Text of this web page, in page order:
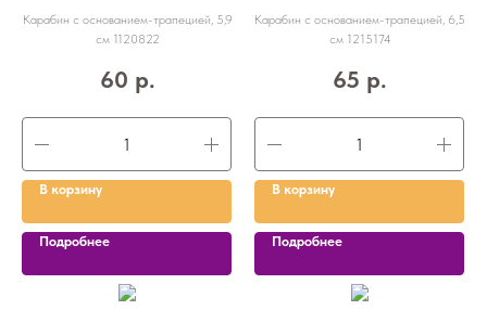
Карабин с основанием-трапецией, 5,9
см 1120822
60 р.
В корзину
Подробнее
Карабин с основанием-трапецией, 6,5
см 1215174
65 р.
В корзину
Подробнее